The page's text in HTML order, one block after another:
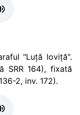
"Luță Ioviță".
SRR 164), fixată
2, inv. 172).